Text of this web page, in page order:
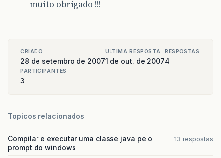
muito obrigado !!!
CRIADO
28 de setembro de 2007
ULTIMA RESPOSTA
1 de out. de 2007
RESPOSTAS
4
PARTICIPANTES
3
Topicos relacionados
Compilar e executar uma classe java pelo
prompt do windows
13 respostas